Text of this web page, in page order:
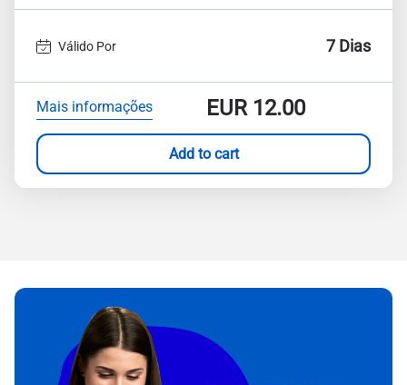
Válido Por 7 Dias
Mais informações EUR12.00
Add to cart